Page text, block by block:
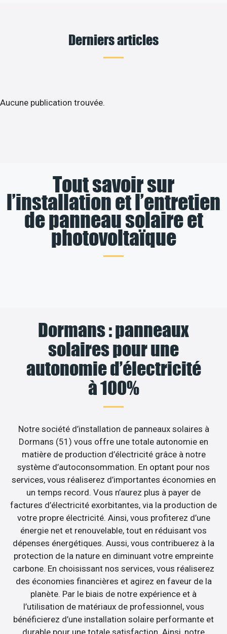
Derniers articles
Aucune publication trouvée.
Tout savoir sur
l’installation et l’entretien
de panneau solaire et
photovoltaïque
Dormans : panneaux
solaires pour une
autonomie d’électricité
à 100%
Notre société d’installation de panneaux solaires à
Dormans (51) vous offre une totale autonomie en
matière de production d’électricité grâce à notre
système d’autoconsommation. En optant pour nos
services, vous réaliserez d’importantes économies en
un temps record. Vous n’aurez plus à payer de
factures d’électricité exorbitantes, via la production de
votre propre électricité. Ainsi, vous profiterez d’une
énergie net et renouvelable, tout en réduisant vos
dépenses énergétiques. Aussi, vous contribuerez à la
protection de la nature en diminuant votre empreinte
carbone. En choisissant nos services, vous réaliserez
des économies financières et agirez en faveur de la
planète. Par le biais de notre expérience et à
l’utilisation de matériaux de professionnel, vous
bénéficierez d’une installation solaire performante et
durable pour une totale satisfaction. Ainsi, notre